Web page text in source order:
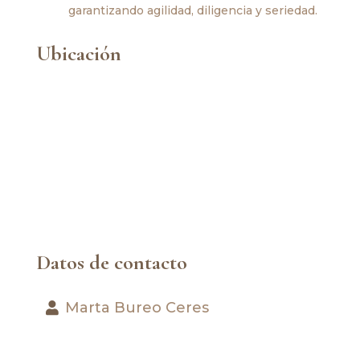
garantizando agilidad, diligencia y seriedad.
Ubicación
Datos de contacto
Marta Bureo Ceres